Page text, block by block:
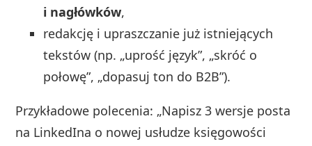
i nagłówków,
redakcję i upraszczanie już istniejących
tekstów (np. „uprość język”, „skróć o
połowę”, „dopasuj ton do B2B”).
Przykładowe polecenia: „Napisz 3 wersje posta
na LinkedIna o nowej usłudze księgowości